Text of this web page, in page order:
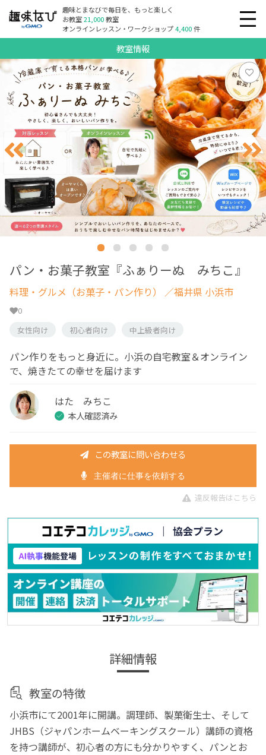
趣味とまなびで毎日を、もっと楽しく
お教室21,000教室
オンラインレッスン・ワークショップ4,400件
教室情報
パン・お菓子教室『ふぁりーぬ みちこ』
料理・グルメ（お菓子・パン作り） ／福井県 小浜市
0
女性向け
初心者向け 中上級者向け
パン作りをもっと身近に。小浜の自宅教室＆オンライン
で、焼きたての幸せを届けます
はた みちこ
本人確認済み
この教室に問い合わせる
主催者に仕事を依頼する
違反報告はこちら
詳細情報
教室の特徴
小浜市にて2001年に開講。調理師、製菓衛生士、そして
JHBS（ジャパンホームベーキングスクール）講師の資格
を持つ講師が、初心者の方にも分かりやすく、パンとお